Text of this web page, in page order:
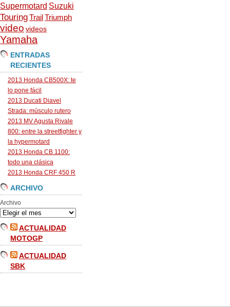
Supermotard Suzuki
TouringTrailTriumph
video videos
Yamaha
ENTRADAS
RECIENTES
2013 Honda CB500X: te
lo pone fácil
2013 Ducati Diavel
Strada: músculo rutero
2013 MV Agusta Rivale
800: entre la streetfighter y
la hypermotard
2013 Honda CB 1100:
todo una clásica
2013 Honda CRF 450 R
ARCHIVO
Archivo
ACTUALIDAD
MOTOGP
ACTUALIDAD
SBK